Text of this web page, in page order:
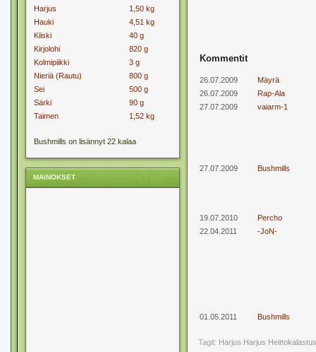
Harjus
1,50 kg
Hauki
4,51 kg
Kiiski
40 g
Kirjolohi
820 g
Kolmipiikki
3 g
Nieriä (Rautu)
800 g
Sei
500 g
Särki
90 g
Taimen
1,52 kg
Bushmills on lisännyt 22 kalaa
MAINOKSET
Kommentit
26.07.2009
Mäyrä
26.07.2009
Rap-Ala
27.07.2009
vaiarm-1
27.07.2009 Bushmills
19.07.2010
Percho
22.04.2011
-JoN-
01.05.2011 Bushmills
Tagit: Harjus Harjus Heittokalastus